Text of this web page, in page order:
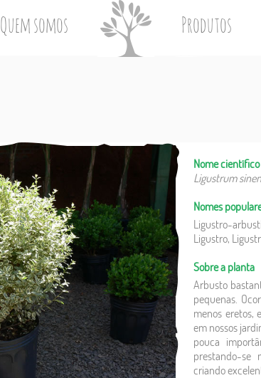
Quem somos Produtos
Nome científico
Ligustrum
Nomes
Ligustro-
Ligustro,
Sobre a planta
Arbusto
pequenas.
menos eretos,
em nossos
pouca
prestando-
criando